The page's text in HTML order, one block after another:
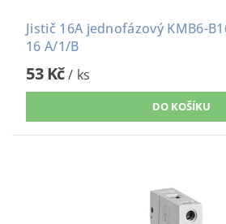
Jistič 16A jednofázový KMB6-
16 A/1/B
53 Kč/ ks